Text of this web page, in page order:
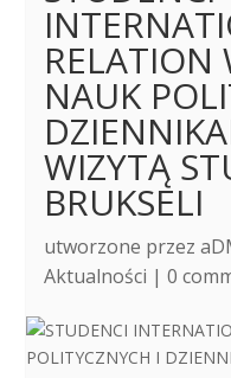
RELATION
NAUK
WIZYTĄ
BRUKSELI
utworzone przez
Aktualności |0